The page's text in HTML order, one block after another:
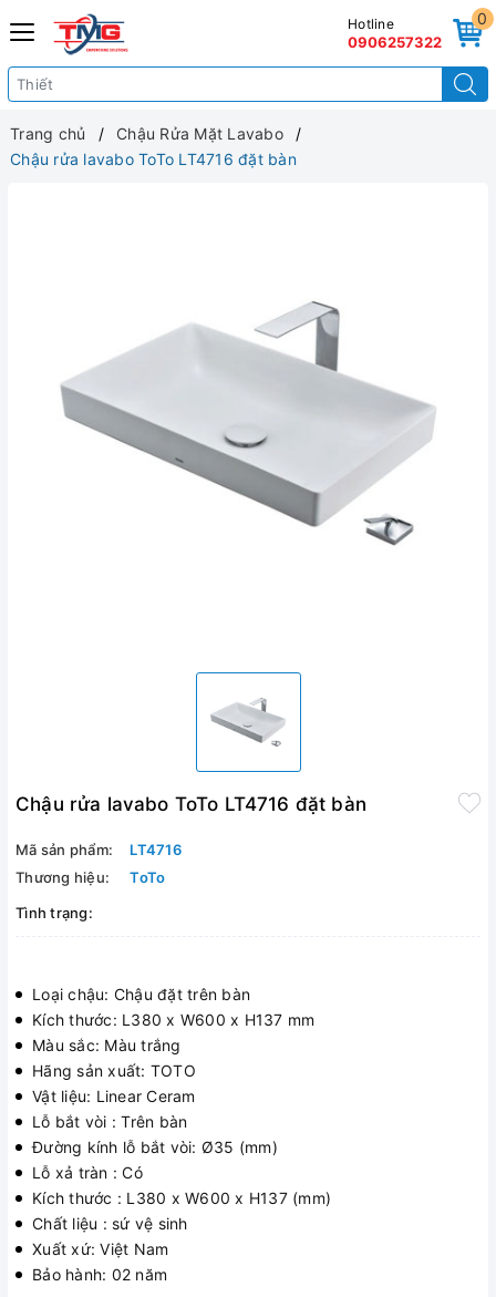
0
Hotline
0906257322
Trang chủ
Chậu Rửa Mặt Lavabo
Chậu rửa lavabo ToTo LT4716 đặt bàn
Chậu rửa lavabo ToTo LT4716 đặt bàn
Mã sản phẩm:
LT4716
Thương hiệu:
ToTo
Tình trạng:
Loại chậu: Chậu đặt trên bàn
Kích thước: L380 x W600 x H137 mm
Màu sắc: Màu trắng
Hãng sản xuất: TOTO
Vật liệu: Linear Ceram
Lỗ bắt vòi : Trên bàn
Đường kính lỗ bắt vòi: Ø35 (mm)
Lỗ xả tràn : Có
Kích thước : L380 x W600 x H137 (mm)
Chất liệu : sứ vệ sinh
Xuất xứ: Việt Nam
Bảo hành: 02 năm